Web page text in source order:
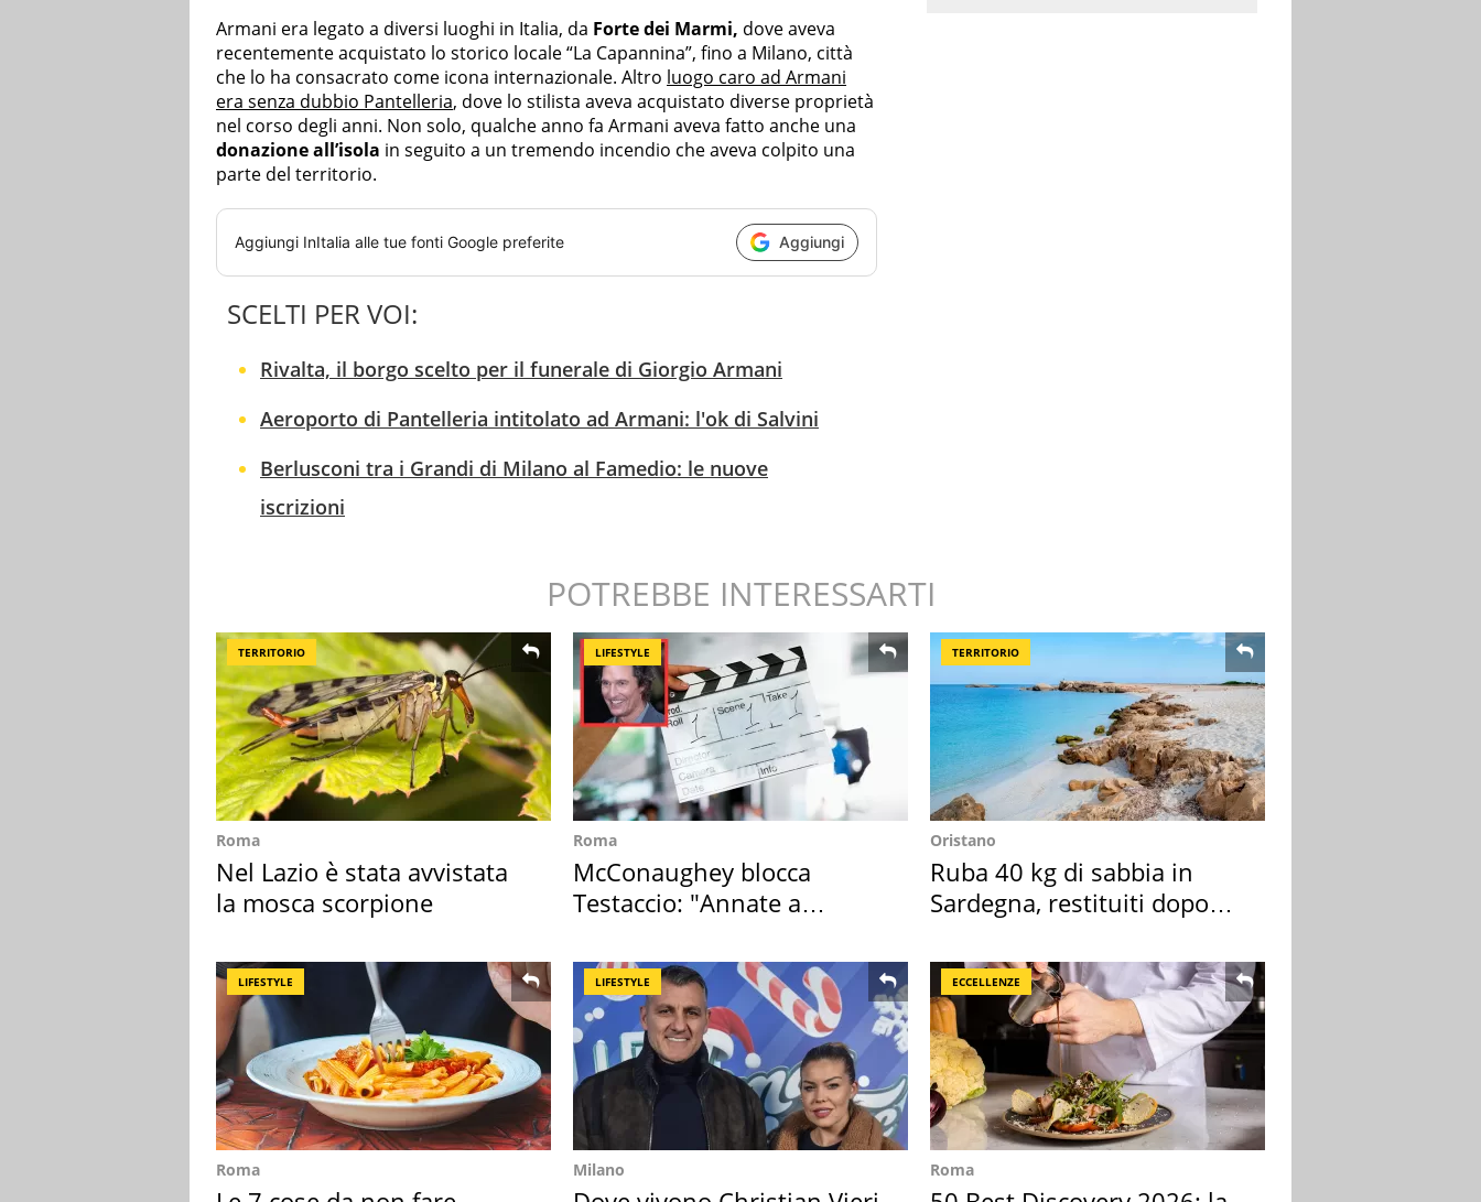
Armani era legato a diversi luoghi in Italia, da Forte dei Marmi, dove aveva
recentemente acquistato lo storico locale “La Capannina”, fino a Milano, città
che lo ha consacrato come icona internazionale. Altro luogo caro ad Armani
era senza dubbio Pantelleria, dove lo stilista aveva acquistato diverse proprietà
nel corso degli anni. Non solo, qualche anno fa Armani aveva fatto anche una
donazione all’isola in seguito a un tremendo incendio che aveva colpito una
parte del territorio.
Aggiungi InItalia alle tue fonti Google preferite Aggiungi
SCELTI PER VOI:
Rivalta, il borgo scelto per il funerale di Giorgio Armani
Aeroporto di Pantelleria intitolato ad Armani: l'ok di Salvini
Berlusconi tra i Grandi di Milano al Famedio: le nuove
iscrizioni
POTREBBE INTERESSARTI
TERRITORIO
Roma
Nel Lazio è stata avvistata
la mosca scorpione
LIFESTYLE
Roma
McConaughey blocca
Testaccio: "Annate a
TERRITORIO
Oristano
Ruba 40 kg di sabbia in
Sardegna, restituiti dopo
LIFESTYLE
Roma
LIFESTYLE
Milano
ECCELLENZE
Roma